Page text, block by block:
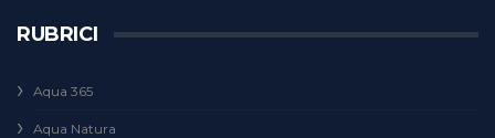
RUBRICI
Aqua 365
Aqua Natura